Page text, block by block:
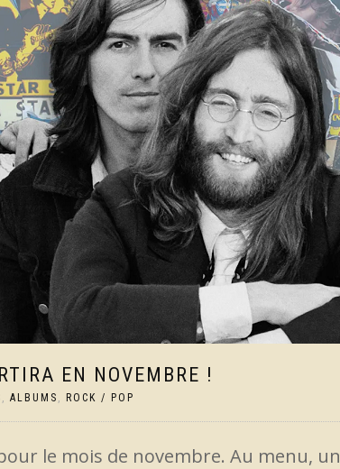
EN NOVEMBRE !
, ALBUMS , ROCK / POP
le mois de novembre. Au menu, un